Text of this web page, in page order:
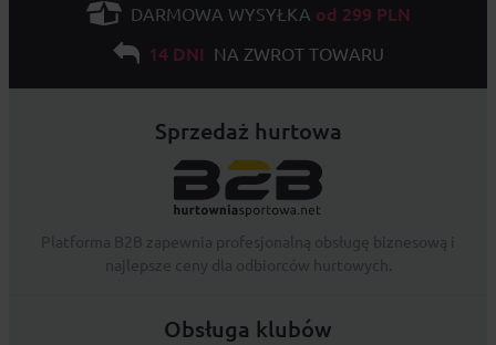
DARMOWA WYSYŁKA od 299 PLN
14 DNI NA ZWROT TOWARU
Sprzedaż hurtowa
Obsługa klubów